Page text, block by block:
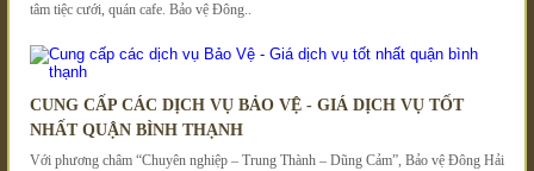
tâm tiệc cưới, quán cafe. Bảo vệ Đông..
CUNG CẤP CÁC DỊCH VỤ BẢO VỆ - GIÁ DỊCH VỤ TỐT
NHẤT QUẬN BÌNH THẠNH
Với phương châm “Chuyên nghiệp – Trung Thành – Dũng Cảm”, Bảo vệ Đông Hải